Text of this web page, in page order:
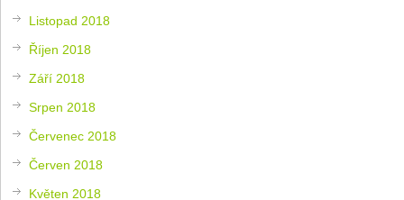
Listopad 2018
Říjen 2018
Září 2018
Srpen 2018
Červenec 2018
Červen 2018
Květen 2018